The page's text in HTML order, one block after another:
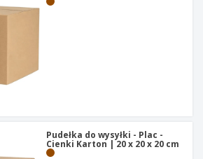
Pudełka do wysyłki - Plac -
Cienki Karton | 20 x 20 x 20 cm